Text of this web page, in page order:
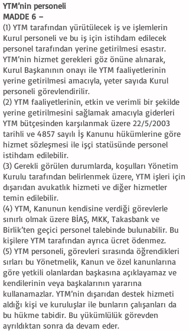
YTM’nin personeli
MADDE 6 –
(1) YTM tarafından yürütülecek iş ve işlemlerin
Kurul personeli ve bu iş için istihdam edilecek
personel tarafından yerine getirilmesi esastır.
YTM’nin hizmet gerekleri göz önüne alınarak,
Kurul Başkanının onayı ile YTM faaliyetlerinin
yerine getirilmesi amacıyla, yeter sayıda Kurul
personeli görevlendirilir.
(2) YTM faaliyetlerinin, etkin ve verimli bir şekilde
yerine getirilmesini sağlamak amacıyla giderleri
YTM bütçesinden karşılanmak üzere 22/5/2003
tarihli ve 4857 sayılı İş Kanunu hükümlerine göre
hizmet sözleşmesi ile işçi statüsünde personel
istihdam edilebilir.
(3) Gerekli görülen durumlarda, koşulları Yönetim
Kurulu tarafından belirlenmek üzere, YTM işleri için
dışarıdan avukatlık hizmeti ve diğer hizmetler
temin edilebilir.
(4) YTM, Kanunun kendisine verdiği görevlerle
sınırlı olmak üzere BİAŞ, MKK, Takasbank ve
Birlik’ten geçici personel talebinde bulunabilir. Bu
kişilere YTM tarafından ayrıca ücret ödenmez.
(5) YTM personeli, görevleri sırasında öğrendikleri
sırları bu Yönetmelik, Kanun ve özel kanunlarına
göre yetkili olanlardan başkasına açıklayamaz ve
kendilerinin veya başkalarının yararına
kullanamazlar. YTM’nin dışarıdan destek hizmeti
aldığı kişi ve kuruluşlar ile bunların çalışanları da
bu hükme tabidir. Bu yükümlülük görevden
ayrıldıktan sonra da devam eder.